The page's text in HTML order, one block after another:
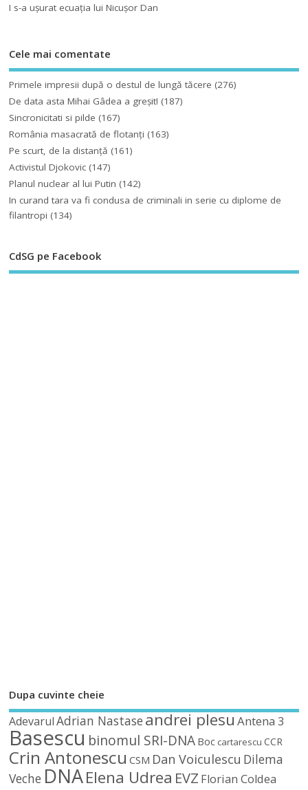
I s-a uşurat ecuaţia lui Nicuşor Dan
Cele mai comentate
Primele impresii după o destul de lungă tăcere (276)
De data asta Mihai Gâdea a greşit! (187)
Sincronicitati si pilde (167)
România masacrată de flotanţi (163)
Pe scurt, de la distanță (161)
Activistul Djokovic (147)
Planul nuclear al lui Putin (142)
In curand tara va fi condusa de criminali in serie cu diplome de
filantropi (134)
CdSG pe Facebook
Dupa cuvinte cheie
Adevarul Adrian Nastaseandrei plesuAntena 3
Basescu binomul SRI-DNA Boc cartarescu CCR
Crin Antonescu CSM Dan Voiculescu Dilema
Veche DNAElena Udrea EVZ Florian Coldea